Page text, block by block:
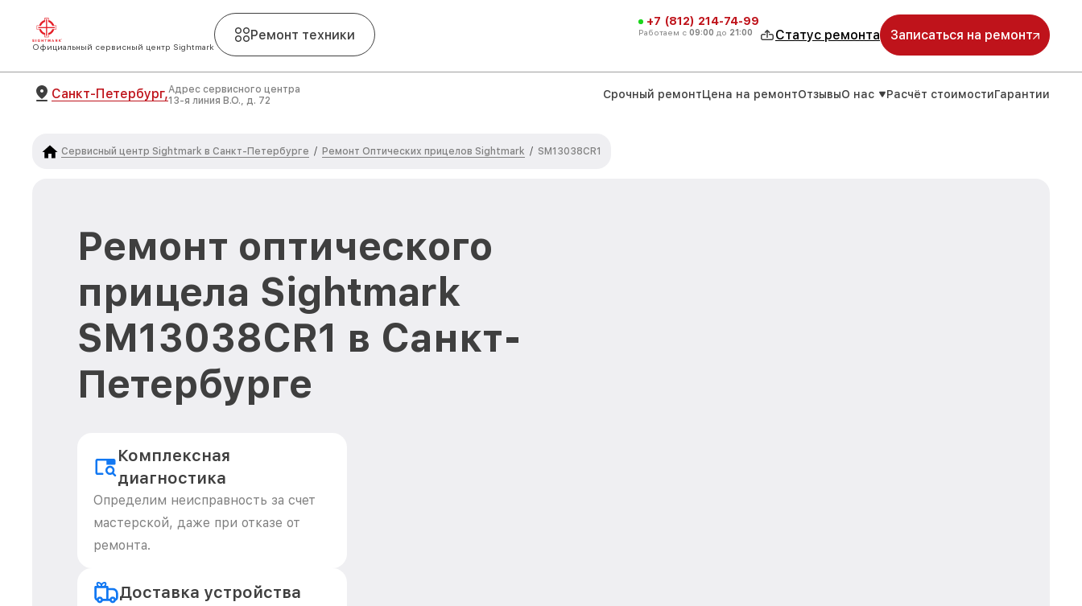
Официальный сервисный центр Sightmark
Ремонт техники
+7 (812) 214-74-99
Работаем с 09:00 до 21:00 Статус ремонта Записаться на ремонт
Санкт-Петербург,Адрес сервисного центра
13-я линия В.О., д. 72
Срочный ремонтЦена на ремонтОтзывыО нас Расчёт стоимостиГарантии
Сервисный центр Sightmark в Санкт-Петербурге / Ремонт Оптических прицелов Sightmark / SM13038CR1
Ремонт оптического
прицела Sightmark
SM13038CR1 в Санкт-
Петербурге
Комплексная
диагностика
Определим неисправность за счет
мастерской, даже при отказе от
ремонта.
Доставка устройства